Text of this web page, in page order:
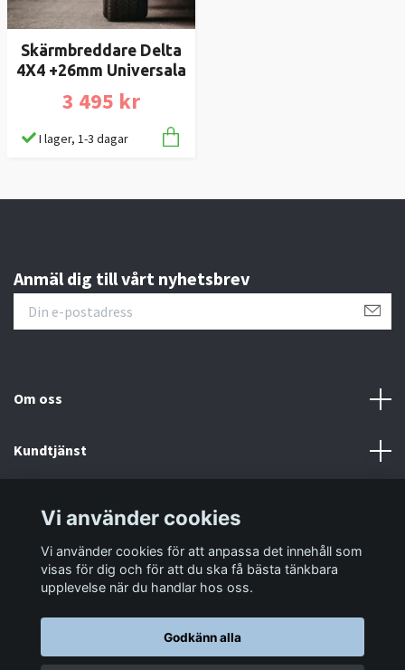
Skärmbreddare Delta
4X4 +26mm Universala
3 495 kr
I lager, 1-3 dagar
Anmäl dig till vårt nyhetsbrev
Om oss
Kundtjänst
Sociala medier
Vi använder cookies
Vi använder cookies för att anpassa det innehåll som
visas för dig och för att du ska få bästa tänkbara
upplevelse när du handlar hos oss.
Godkänn alla